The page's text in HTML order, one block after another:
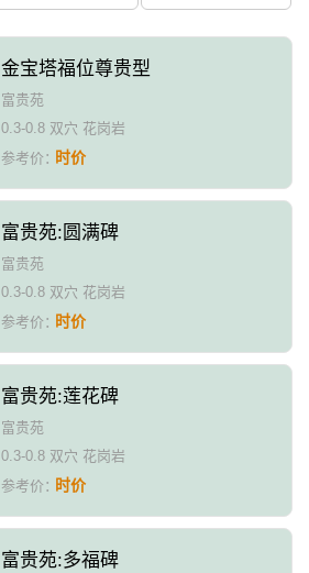
金宝塔福位尊贵型
富贵苑
0.3-0.8 双穴 花岗岩
参考价：时价
富贵苑:圆满碑
富贵苑
0.3-0.8 双穴 花岗岩
参考价：时价
富贵苑:莲花碑
富贵苑
0.3-0.8 双穴 花岗岩
参考价：时价
富贵苑:多福碑